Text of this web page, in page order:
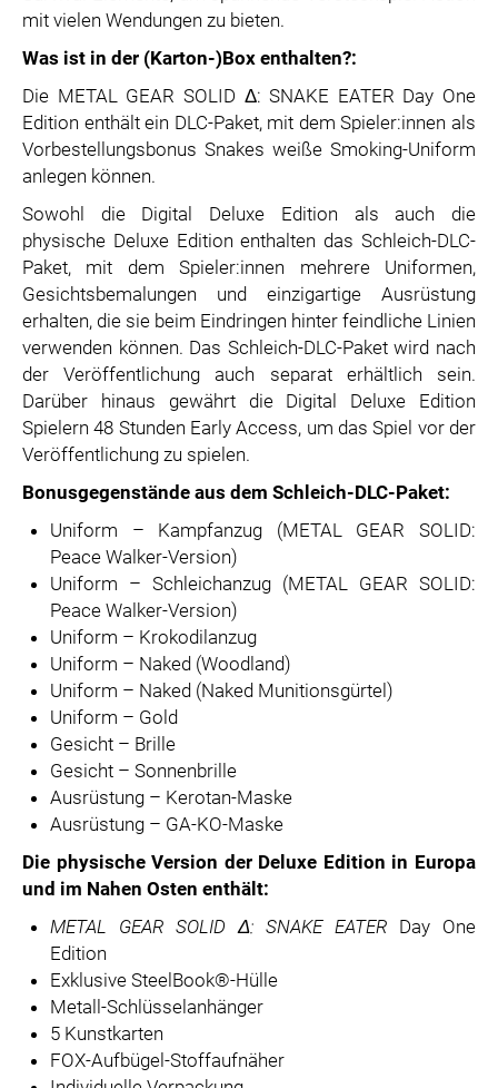
mit vielen Wendungen zu bieten.
Was ist in der (Karton-)Box enthalten?:
Die METAL GEAR SOLID Δ: SNAKE EATER Day One
Edition enthält ein DLC-Paket, mit dem Spieler:innen als
Vorbestellungsbonus Snakes weiße Smoking-Uniform
anlegen können.
Sowohl die Digital Deluxe Edition als auch die
physische Deluxe Edition enthalten das Schleich-DLC-
Paket, mit dem Spieler:innen mehrere Uniformen,
Gesichtsbemalungen und einzigartige Ausrüstung
erhalten, die sie beim Eindringen hinter feindliche Linien
verwenden können. Das Schleich-DLC-Paket wird nach
der Veröffentlichung auch separat erhältlich sein.
Darüber hinaus gewährt die Digital Deluxe Edition
Spielern 48 Stunden Early Access, um das Spiel vor der
Veröffentlichung zu spielen.
Bonusgegenstände aus dem Schleich-DLC-Paket:
Uniform – Kampfanzug (METAL GEAR SOLID:
Peace Walker-Version)
Uniform – Schleichanzug (METAL GEAR SOLID:
Peace Walker-Version)
Uniform – Krokodilanzug
Uniform – Naked (Woodland)
Uniform – Naked (Naked Munitionsgürtel)
Uniform – Gold
Gesicht – Brille
Gesicht – Sonnenbrille
Ausrüstung – Kerotan-Maske
Ausrüstung – GA-KO-Maske
Die physische Version der Deluxe Edition in Europa
und im Nahen Osten enthält:
METAL GEAR SOLID Δ: SNAKE EATER Day One
Edition
Exklusive SteelBook®-Hülle
Metall-Schlüsselanhänger
5 Kunstkarten
FOX-Aufbügel-Stoffaufnäher